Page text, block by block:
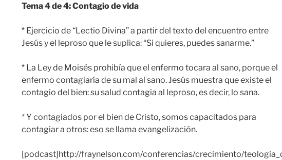
Tema 4 de 4: Contagio de vida
* Ejercicio de “Lectio Divina” a partir del texto del encuentro entre
Jesús y el leproso que le suplica: “Si quieres, puedes sanarme.”
* La Ley de Moisés prohibía que el enfermo tocara al sano, porque el
enfermo contagiaría de su mal al sano. Jesús muestra que existe el
contagio del bien: su salud contagia al leproso, es decir, lo sana.
* Y contagiados por el bien de Cristo, somos capacitados para
contagiar a otros: eso se llama evangelización.
[podcast]http://fraynelson.com/conferencias/crecimiento/